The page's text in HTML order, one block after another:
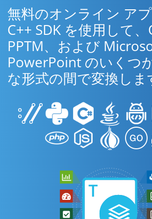
無料のオンライン ア
C++ SDK を使用して、
PPTM、および
PowerPoint のいくつ
な形式の間で変換しま